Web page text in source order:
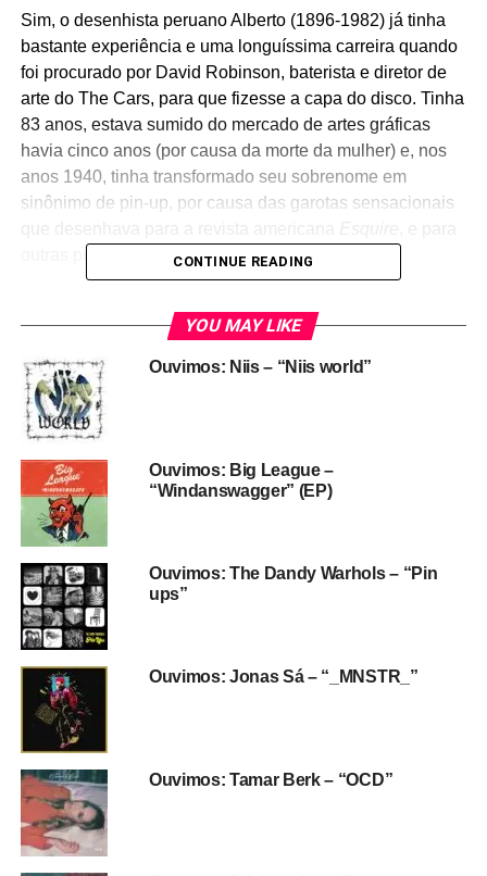
Sim, o desenhista peruano Alberto (1896-1982) já tinha
bastante experiência e uma longuíssima carreira quando
foi procurado por David Robinson, baterista e diretor de
arte do The Cars, para que fizesse a capa do disco. Tinha
83 anos, estava sumido do mercado de artes gráficas
havia cinco anos (por causa da morte da mulher) e, nos
anos 1940, tinha transformado seu sobrenome em
sinônimo de pin-up, por causa das garotas sensacionais
CONTINUE READING
YOU MAY LIKE
Ouvimos: Niis – “Niis world”
Ouvimos: Big League –
“Windanswagger” (EP)
Ouvimos: The Dandy Warhols – “Pin
ups”
Ouvimos: Jonas Sá – “_MNSTR_”
Ouvimos: Tamar Berk – “OCD”